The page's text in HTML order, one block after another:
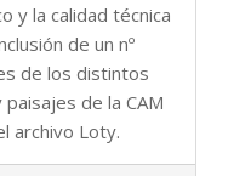
y la calidad técnica
de un nº
de los distintos
de la CAM
archivo Loty.